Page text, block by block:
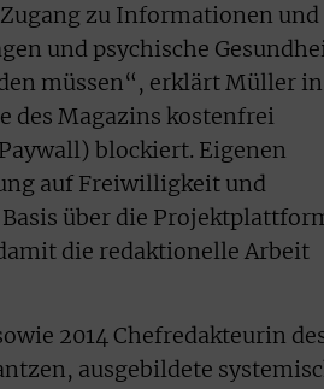
zu Informationen und
und psychische
müssen“, erklärt Müller in
des Magazins kostenfrei
blockiert. Eigenen
auf Freiwilligkeit und
über die
die redaktionelle Arbeit
2014 Chefredakteurin
ausgebildete